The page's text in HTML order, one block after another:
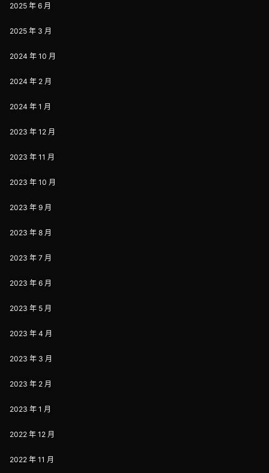
源码多多少少会存在侵权问题。 2…
2025 年 6 月
2025 年 3 月
2024 年 10 月
2024 年 2 月
2024 年 1 月
2023 年 12 月
2023 年 11 月
2023 年 10 月
2023 年 9 月
2023 年 8 月
2023 年 7 月
2023 年 6 月
2023 年 5 月
2023 年 4 月
2023 年 3 月
2023 年 2 月
2023 年 1 月
2022 年 12 月
2022 年 11 月